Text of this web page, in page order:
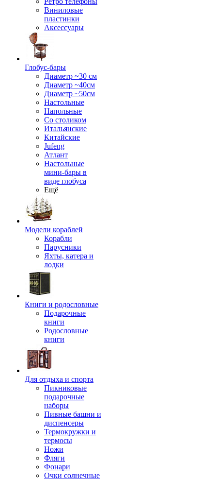
Виниловые
пластинки
Аксессуары
Глобус-бары
Диаметр ~30 см
Диаметр ~40см
Диаметр ~50см
Настольные
Напольные
Со столиком
Итальянские
Китайские
Jufeng
Атлант
Настольные
мини-бары в
виде глобуса
Ещё
Модели кораблей
Корабли
Парусники
Яхты, катера и
лодки
Книги и родословные
Подарочные
книги
Родословные
книги
Для отдыха и спорта
Пикниковые
подарочные
наборы
Пивные башни и
диспенсеры
Термокружки и
термосы
Ножи
Фляги
Фонари
Очки солнечные